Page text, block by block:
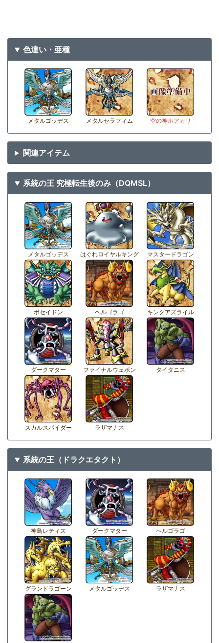
色違い・亜種
メタルゴッデス メタルセラフィム 空の神ホアカリ
関連アイテム
系統の王 究極転生後のみ（DQMSL）
メタルゴッデス はぐれロイヤルキング マスタードラゴン
ポセイドン ヘルゴラゴ キングアズライル
ダークマター ファイナルウェポン タイタニス
スカルスパイダー ラザマナス
系統の王（ドラクエタクト）
神鳥レティス ダークマター ヘルゴラゴ
グランドラゴーン メタルゴッデス ラザマナス